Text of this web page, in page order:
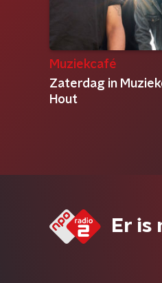
Muziekcafé
Zaterdag in
Hout
Er is